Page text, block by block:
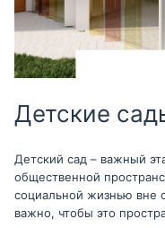
Детские
Детский сад – важный
общественной
социальной жизнью вне
важно, чтобы это